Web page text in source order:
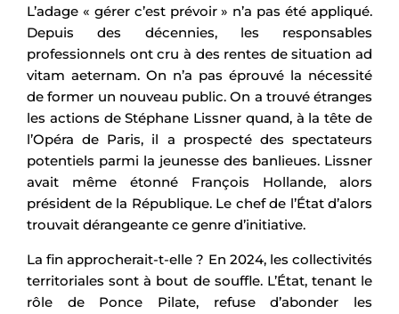
L’adage « gérer c’est prévoir » n’a pas été appliqué.
Depuis des décennies, les responsables
professionnels ont cru à des rentes de situation ad
vitam aeternam. On n’a pas éprouvé la nécessité
de former un nouveau public. On a trouvé étranges
les actions de Stéphane Lissner quand, à la tête de
l’Opéra de Paris, il a prospecté des spectateurs
potentiels parmi la jeunesse des banlieues. Lissner
avait même étonné François Hollande, alors
président de la République. Le chef de l’État d’alors
trouvait dérangeante ce genre d’initiative.
La fin approcherait-t-elle ? En 2024, les collectivités
territoriales sont à bout de souffle. L’État, tenant le
rôle de Ponce Pilate, refuse d’abonder les